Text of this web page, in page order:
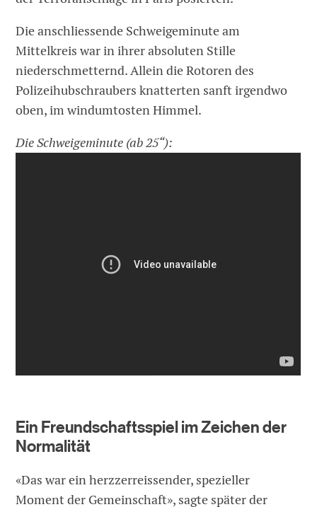
Die anschliessende Schweigeminute am
Mittelkreis war in ihrer absoluten Stille
niederschmetternd. Allein die Rotoren des
Polizeihubschraubers knatterten sanft irgendwo
oben, im windumtosten Himmel.
Die Schweigeminute (ab 25“):
Ein Freundschaftsspiel im Zeichen der
Normalität
«Das war ein herzzerreissender, spezieller
Moment der Gemeinschaft», sagte später der